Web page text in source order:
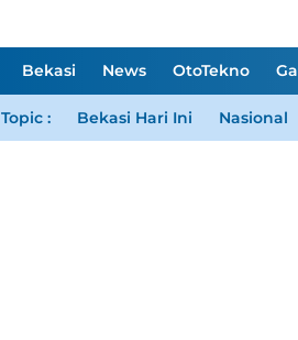
m
Bekasi News OtoTekno
Topic : Bekasi Hari Ini Nasional